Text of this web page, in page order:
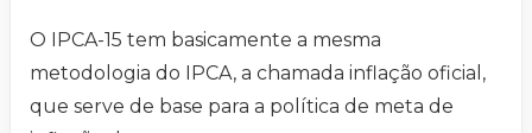
O IPCA-15 tem basicamente a mesma
metodologia do IPCA, a chamada inflação oficial,
que serve de base para a política de meta de